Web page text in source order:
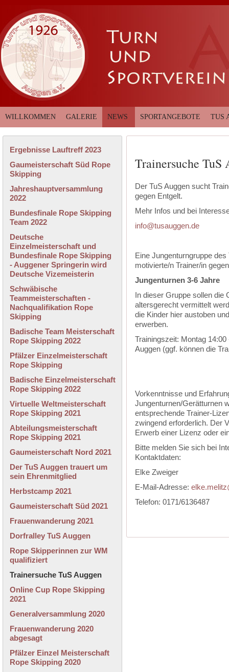
WILLKOMMEN GALERIE NEWS SPORTANGEBOTE TUS
Ergebnisse Lauftreff 2023
Gaumeisterschaft Süd Rope
Skipping
Jahreshauptversammlung
2022
Bundesfinale Rope Skipping
Team 2022
Deutsche
Einzelmeisterschaft und
Bundesfinale Rope Skipping
- Auggener Springerin wird
Deutsche Vizemeisterin
Schwäbische
Teammeisterschaften -
Nachqualifikation Rope
Skipping
Badische Team Meisterschaft
Rope Skipping 2022
Pfälzer Einzelmeisterschaft
Rope Skipping
Badische Einzelmeisterschaft
Rope Skipping 2022
Virtuelle Weltmeisterschaft
Rope Skipping 2021
Abteilungsmeisterschaft
Rope Skipping 2021
Gaumeisterschaft Nord 2021
Der TuS Auggen trauert um
sein Ehrenmitglied
Herbstcamp 2021
Gaumeisterschaft Süd 2021
Frauenwanderung 2021
Dorfralley TuS Auggen
Rope Skipperinnen zur WM
qualifiziert
Trainersuche TuS Auggen
Online Cup Rope Skipping
2021
Generalversammlung 2020
Frauenwanderung 2020
abgesagt
Pfälzer Einzel Meisterschaft
Rope Skipping 2020
Trainersuche TuS
Der TuS Auggen sucht
gegen Entgelt.
Mehr Infos und bei
info@tusauggen.de
Eine Jungenturngruppe
motivierte/n Trainer/in
Jungenturnen 3-6 Jahre
In dieser Gruppe sollen die
altersgerecht vermittelt
die Kinder hier austoben
erwerben.
Trainingszeit: Montag 14:00
Auggen (ggf. können die
Vorkenntnisse und
Jungenturnen/Gerätturnen
entsprechende Trainer-
zwingend erforderlich. Der
Erwerb einer Lizenz oder
Bitte melden Sie sich bei
Kontaktdaten:
Elke Zweiger
E-Mail-Adresse:
Telefon: 0171/6136487